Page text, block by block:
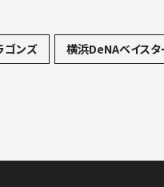
ゴンズ 横浜DeNAベイスタ